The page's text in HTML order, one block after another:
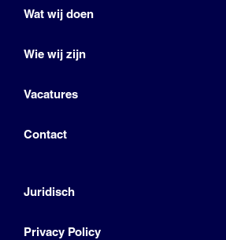
Wat wij doen
Wie wij zijn
Vacatures
Contact
Juridisch
Privacy Policy